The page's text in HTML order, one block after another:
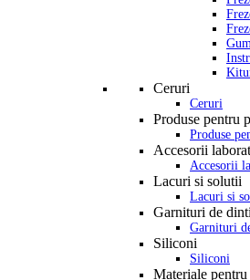
Ceruri
Ceruri
Produse pentru
Produse
Accesorii
Accesorii
Lacuri si solutii
Lacuri si
Garnituri de dinti
Garnituri
Siliconi
Siliconi
Materiale